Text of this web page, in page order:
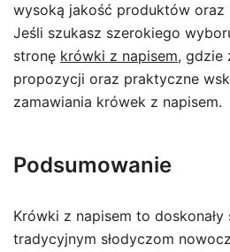
wysoką jakość produktów oraz
Jeśli szukasz szerokiego
stronę krówki z napisem, gdzie
propozycji oraz praktyczne
zamawiania krówek z napisem.
Podsumowanie
Krówki z napisem to
tradycyjnym słodyczom